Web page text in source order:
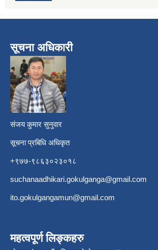
सूचना अधिकारी
संजय कुमार सुनुवार
सूचना प्रबिधि अधिकृत
+९७७-९८६३०२३०१८
suchanaadhikari.gokulganga@gmail.com
ito.gokulgangamun@gmail.com
महत्वपूर्ण लिङ्कहरु